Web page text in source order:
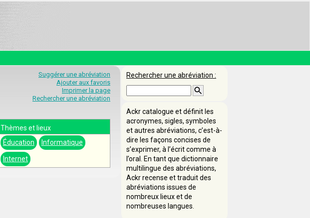
Suggérer une abréviation
Ajouter aux favoris
Imprimer la page
Rechercher une abréviation
Thèmes et lieux
Éducation Informatique
Internet
Rechercher une abréviation :
Ackr catalogue et définit les
acronymes, sigles, symboles
et autres abréviations, c’est-à-
dire les façons concises de
s’exprimer, à l’écrit comme à
l’oral. En tant que dictionnaire
multilingue des abréviations,
Ackr recense et traduit des
abréviations issues de
nombreux lieux et de
nombreuses langues.